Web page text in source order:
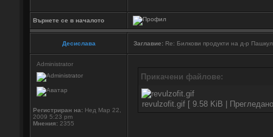
Върнете се в началото
Десислава Заглавие: Re: Билкови продукти на д-р
Administrator
Регистриран на: Нед Мар 22,
2009 5:23 pm
Мнения: 2355
Прикачени файлове:
revulzofit.gif [ 9.58 KiB |